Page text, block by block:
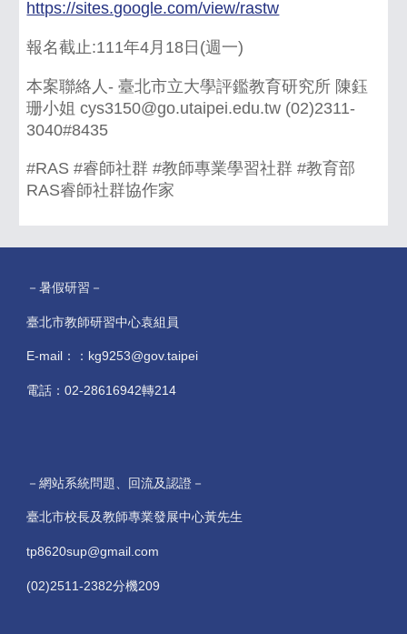
https://sites.google.com/view/rastw
報名截止:111年4月18日(週一)
本案聯絡人- 臺北市立大學評鑑教育研究所 陳鈺
珊小姐 cys3150@go.utaipei.edu.tw (02)2311-
3040#8435
#RAS #睿師社群 #教師專業學習社群 #教育部
RAS睿師社群協作家
－暑假研習－
臺北市教師研習中心袁組員
E-mail：：kg9253@gov.taipei
電話：02-28616942轉214
－網站系統問題、回流及認證－
臺北市校長及教師專業發展中心黃先生
tp8620sup@gmail.com
(02)2511-2382分機209